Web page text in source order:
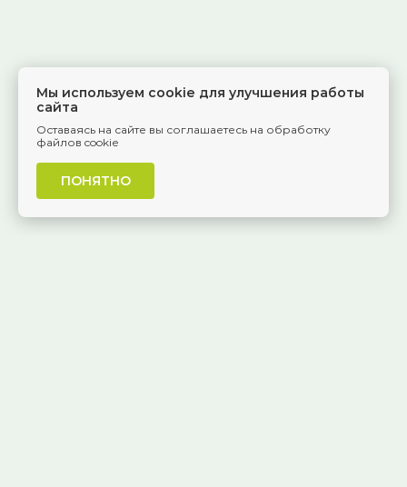
Мы используем cookie для улучшения работы
сайта
Оставаясь на сайте вы соглашаетесь на обработку
файлов cookie
ПОНЯТНО